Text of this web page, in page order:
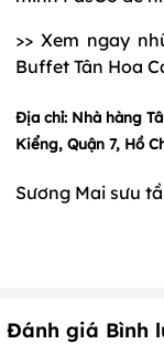
>> Xem ngay
Buffet Tân Hoa
Địa chỉ: Nhà hàng
Kiểng, Quận 7, Hồ
Sương Mai sưu
Đánh giá Bình